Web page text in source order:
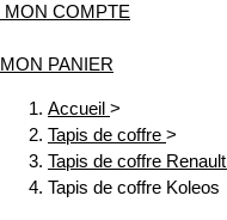
MON COMPTE
MON PANIER
Accueil >
Tapis de coffre >
Tapis de coffre Renault
Tapis de coffre Koleos